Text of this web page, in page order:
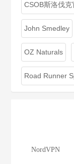
CSOB斯洛伐克
John Smedley
OZ Naturals
Road Runner
NordVPN